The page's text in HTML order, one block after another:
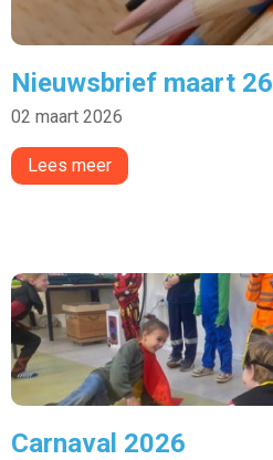
Nieuwsbrief maart 26
02 maart 2026
Lees meer
Carnaval 2026